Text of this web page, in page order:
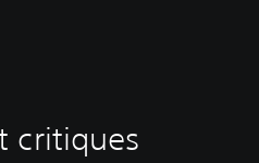
critiques